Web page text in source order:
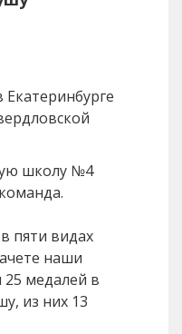
Екатеринбурге
школу №4
пяти видах
наши
медалей в
из них 13